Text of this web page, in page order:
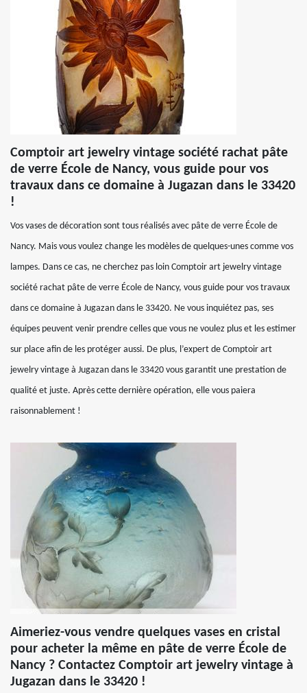
Comptoir art jewelry vintage société rachat pâte
de verre École de Nancy, vous guide pour vos
travaux dans ce domaine à Jugazan dans le 33420
!
Vos vases de décoration sont tous réalisés avec pâte de verre École de
Nancy. Mais vous voulez change les modèles de quelques-unes comme vos
lampes. Dans ce cas, ne cherchez pas loin Comptoir art jewelry vintage
société rachat pâte de verre École de Nancy, vous guide pour vos travaux
dans ce domaine à Jugazan dans le 33420. Ne vous inquiétez pas, ses
équipes peuvent venir prendre celles que vous ne voulez plus et les estimer
sur place afin de les protéger aussi. De plus, l’expert de Comptoir art
jewelry vintage à Jugazan dans le 33420 vous garantit une prestation de
qualité et juste. Après cette dernière opération, elle vous paiera
raisonnablement !
Aimeriez-vous vendre quelques vases en cristal
pour acheter la même en pâte de verre École de
Nancy ? Contactez Comptoir art jewelry vintage à
Jugazan dans le 33420 !